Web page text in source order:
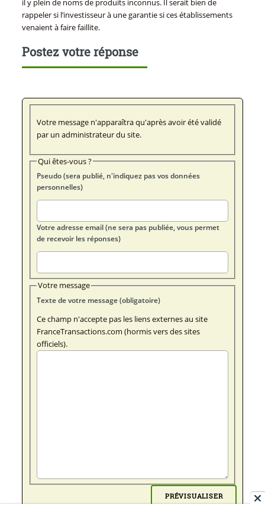
il y plein de noms de produits inconnus. Il serait bien de
rappeler si l’investisseur à une garantie si ces établissements
venaient à faire faillite.
Postez votre réponse
Votre message n'apparaîtra qu'après avoir été validé
par un administrateur du site.
Qui êtes-vous ?
Pseudo (sera publié, n'indiquez pas vos données
personnelles)
Votre adresse email (ne sera pas publiée, vous permet
de recevoir les réponses)
Votre message
Texte de votre message (obligatoire)
Ce champ n'accepte pas les liens externes au site
FranceTransactions.com (hormis vers des sites
officiels).